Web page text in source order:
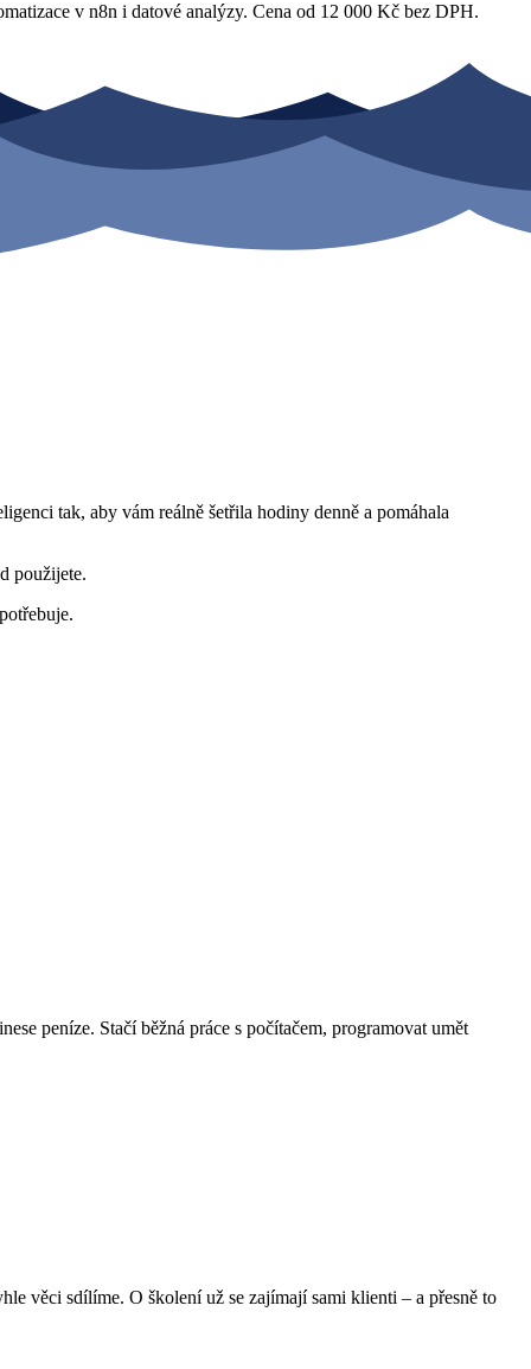
v n8n i datové analýzy. Cena od 12 000 Kč bez DPH.
tak, aby vám reálně šetřila hodiny denně a pomáhala
použijete.
peníze. Stačí běžná práce s počítačem, programovat umět
věci sdílíme. O školení už se zajímají sami klienti – a přesně to